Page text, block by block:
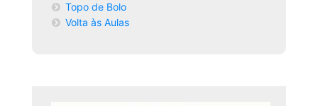
Topo de Bolo
Volta às Aulas